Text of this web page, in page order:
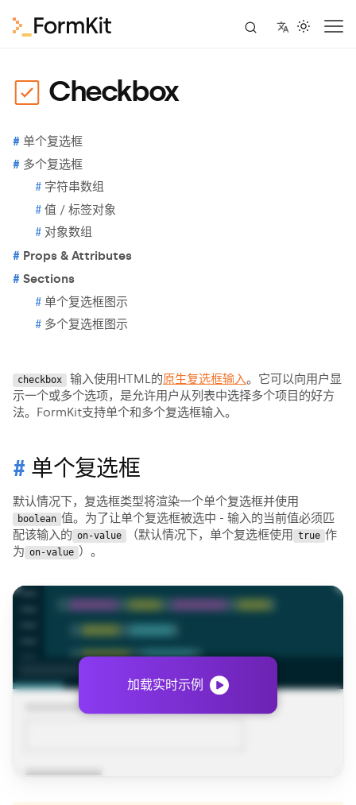
Checkbox
单个复选框
多个复选框
字符串数组
值 / 标签对象
对象数组
Props & Attributes
Sections
单个复选框图示
多个复选框图示
checkbox 输入使用HTML的原生复选框输入。它可以向用户显
示一个或多个选项，是允许用户从列表中选择多个项目的好方
法。FormKit支持单个和多个复选框输入。
单个复选框
默认情况下，复选框类型将渲染一个单个复选框并使用
boolean 值。为了让单个复选框被选中 - 输入的当前值必须匹
配该输入的 on-value （默认情况下，单个复选框使用 true 作
为 on-value ）。
加载实时示例